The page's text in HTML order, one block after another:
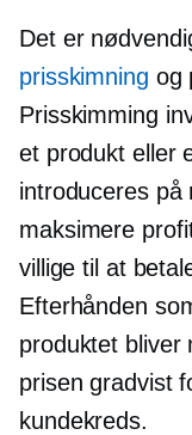
Det er
prisskimning og
Prisskimming
et produkt eller
introduceres
maksimere
villige til at
Efterhånden
produktet
prisen gradvist
kundekreds.